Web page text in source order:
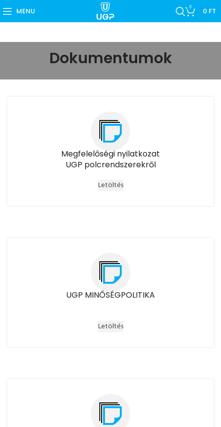
MENU 0 0 FT
Dokumentumok
Megfelelőségi nyilatkozat
UGP polcrendszerekről
Letöltés
UGP MINŐSÉGPOLITIKA
Letöltés